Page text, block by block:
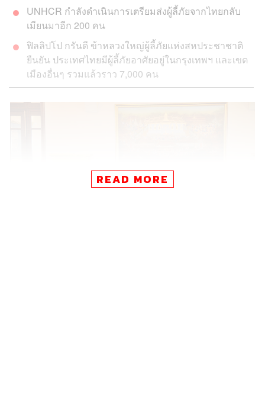
UNHCR กำลังดำเนินการเตรียมส่งผู้ลี้ภัยจากไทยกลับ
เมียนมาอีก 200 คน
ฟิลลิปโป กรันดี ข้าหลวงใหญ่ผู้ลี้ภัยแห่งสหประชาชาติ
ยืนยัน ประเทศไทยมีผู้ลี้ภัยอาศัยอยู่ในกรุงเทพฯ และเขต
เมืองอื่นๆ รวมแล้วราว 7,000 คน
READ MORE